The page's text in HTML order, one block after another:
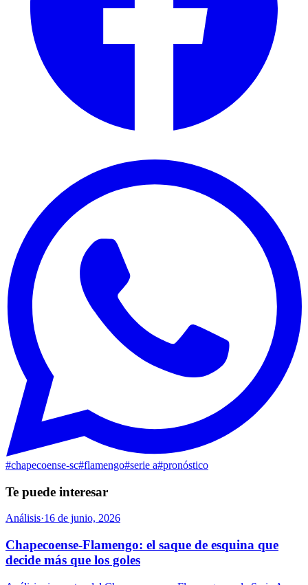
#chapecoense-sc#flamengo#serie a#pronóstico
Te puede interesar
Análisis·16 de junio, 2026
Chapecoense-Flamengo: el saque de esquina que
decide más que los goles